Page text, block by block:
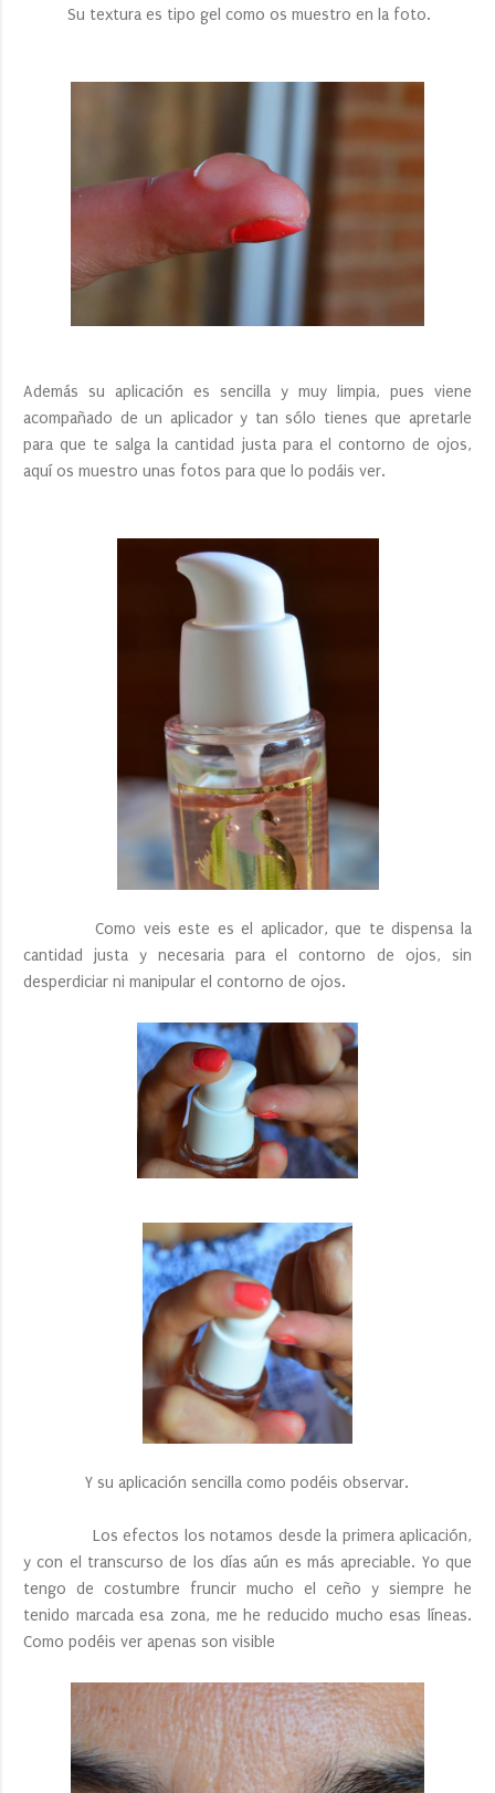
Su textura es tipo gel como os muestro en la foto.
Además su aplicación es sencilla y muy limpia, pues viene
acompañado de un aplicador y tan sólo tienes que apretarle
para que te salga la cantidad justa para el contorno de ojos,
aquí os muestro unas fotos para que lo podáis ver.
Como veis este es el aplicador, que te dispensa la
cantidad justa y necesaria para el contorno de ojos, sin
desperdiciar ni manipular el contorno de ojos.
Y su aplicación sencilla como podéis observar.
Los efectos los notamos desde la primera aplicación,
y con el transcurso de los días aún es más apreciable. Yo que
tengo de costumbre fruncir mucho el ceño y siempre he
tenido marcada esa zona, me he reducido mucho esas líneas.
Como podéis ver apenas son visible